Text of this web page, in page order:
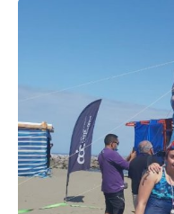
GALERIA DE FOTOS
APP MÓVIL
TRANSPARENCIA